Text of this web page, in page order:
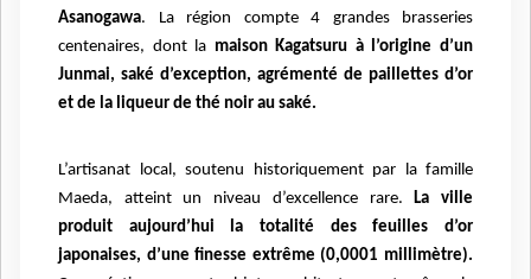
Asanogawa. La région compte 4 grandes brasseries
centenaires, dont la maison Kagatsuru à l’origine d’un
Junmai, saké d’exception, agrémenté de paillettes d’or
et de la liqueur de thé noir au saké.
L’artisanat local, soutenu historiquement par la famille
Maeda, atteint un niveau d’excellence rare.La ville
produit aujourd’hui la totalité des feuilles d’or
japonaises, d’une finesse extrême (0,0001 millimètre).